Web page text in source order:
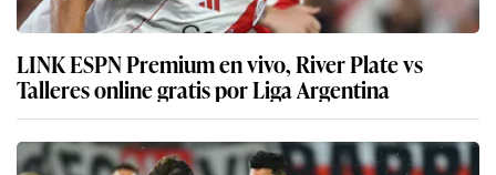
LINK ESPN Premium en vivo, River Plate vs
Talleres online gratis por Liga Argentina